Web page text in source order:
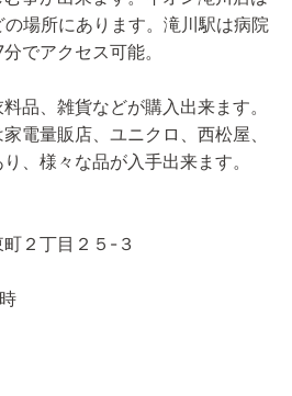
場所にあります。滝川駅は病院
でアクセス可能。
品、雑貨などが購入出来ます。
電量販店、ユニクロ、西松屋、
、様々な品が入手出来ます。
２丁目２５-３